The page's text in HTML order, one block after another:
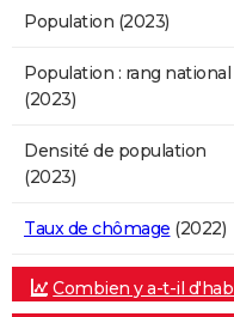
Population (2023)
Population : rang national
(2023)
Densité de population
(2023)
Taux de chômage (2022)
Combien y a-t-il